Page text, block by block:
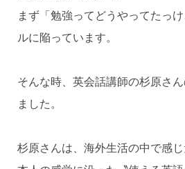
まず「勉強ってどうやってたっ
ルに陥っています。
そんな時、英会話講師の杉原さ
ました。
杉原さんは、海外生活の中で感